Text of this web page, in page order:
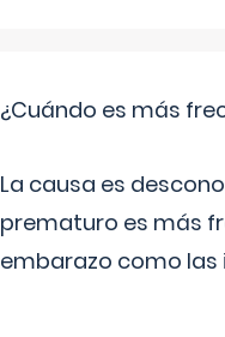
¿Cuándo es más
La causa es
prematuro es más
embarazo como las